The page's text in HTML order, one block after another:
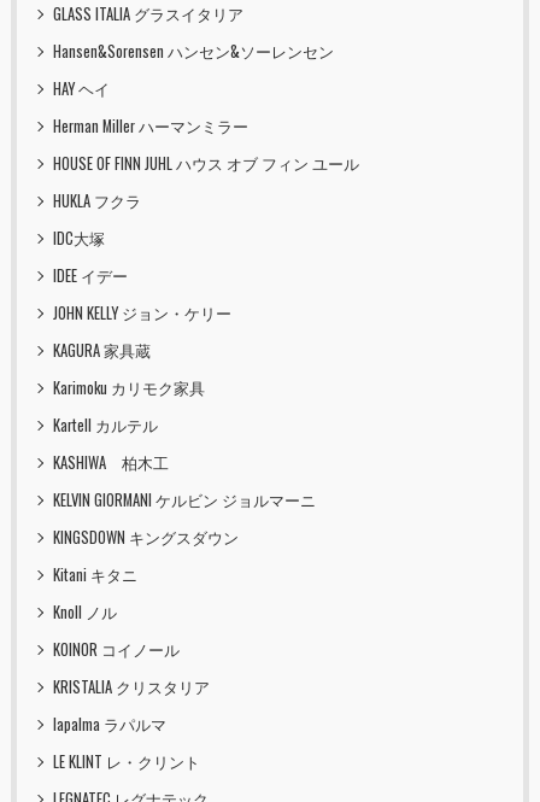
GLASS ITALIA グラスイタリア
Hansen&Sorensen ハンセン&ソーレンセン
HAY ヘイ
Herman Miller ハーマンミラー
HOUSE OF FINN JUHL ハウス オブ フィン ユール
HUKLA フクラ
IDC大塚
IDEE イデー
JOHN KELLY ジョン・ケリー
KAGURA 家具蔵
Karimoku カリモク家具
Kartell カルテル
KASHIWA 柏木工
KELVIN GIORMANI ケルビン ジョルマーニ
KINGSDOWN キングスダウン
Kitani キタニ
Knoll ノル
KOINOR コイノール
KRISTALIA クリスタリア
lapalma ラパルマ
LE KLINT レ・クリント